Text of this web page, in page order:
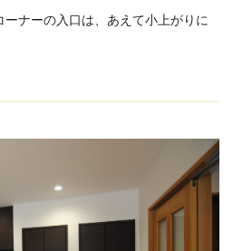
ーナーの入口は、あえて小上がりに